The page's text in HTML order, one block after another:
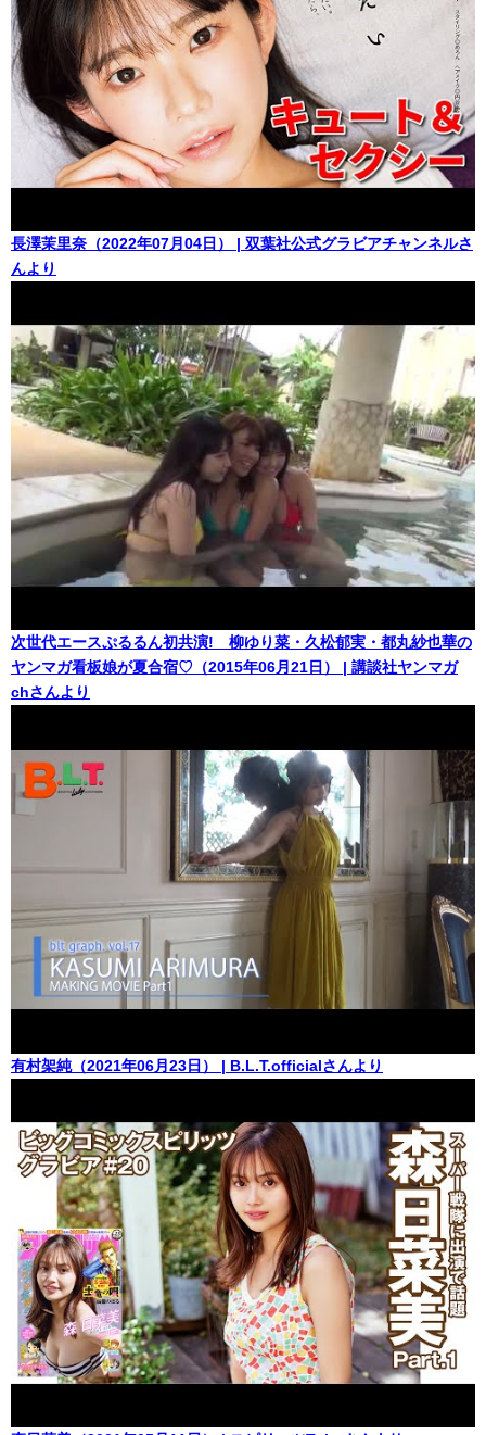
長澤茉里奈（2022年07月04日） | 双葉社公式グラビアチャンネルさ
んより
次世代エースぷるるん初共演! 柳ゆり菜・久松郁実・都丸紗也華の
ヤンマガ看板娘が夏合宿♡（2015年06月21日） | 講談社ヤンマガ
chさんより
有村架純（2021年06月23日） | B.L.T.officialさんより